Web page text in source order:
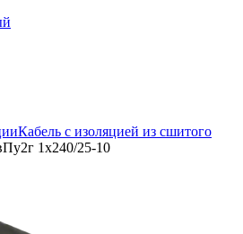
Кабель с изоляцией из сшитого
1х240/25-10